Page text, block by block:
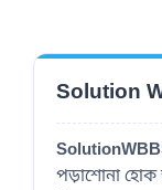
Solution
পড়াশোনা